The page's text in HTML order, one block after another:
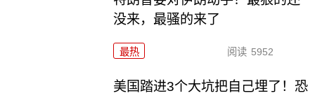
没来，最骚的来了
最热 阅读 5952
美国踏进3个大坑把自己埋了！恐